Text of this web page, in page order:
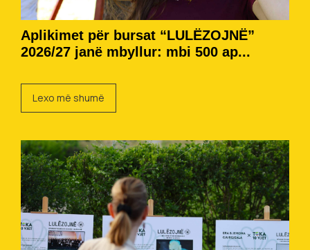
Aplikimet për bursat “LULËZOJNË”
2026/27 janë mbyllur: mbi 500 ap...
Lexo më shumë